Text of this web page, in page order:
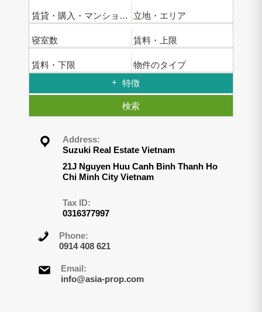
賃貸・購入・マンション名 立地・エリア
寝室数 賃料・上限
賃料・下限
物件のタイプ
特徴
検索
Address:
Suzuki Real Estate Vietnam
21J Nguyen Huu Canh Binh Thanh Ho
Chi Minh City Vietnam
Tax ID:
0316377997
Phone:
0914 408 621
Email:
info@asia-prop.com